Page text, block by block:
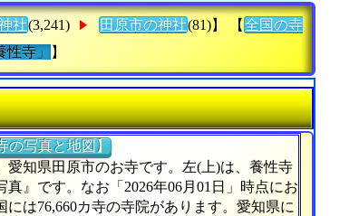
社(3,241) 田原市の神社(81)】 【 全国の寺
性寺」 】
の写真と地図】
愛知県田原市のお寺です。左(上)は、養性寺
真』です。なお「2026年06月01日」時点にお
には76,660カ寺の寺院があります。愛知県に